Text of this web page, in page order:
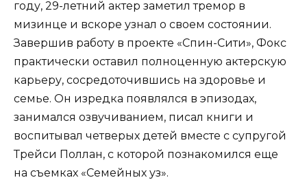
году, 29-летний актер заметил тремор в
мизинце и вскоре узнал о своем состоянии.
Завершив работу в проекте «Спин-Сити», Фокс
практически оставил полноценную актерскую
карьеру, сосредоточившись на здоровье и
семье. Он изредка появлялся в эпизодах,
занимался озвучиванием, писал книги и
воспитывал четверых детей вместе с супругой
Трейси Поллан, с которой познакомился еще
на съемках «Семейных уз».